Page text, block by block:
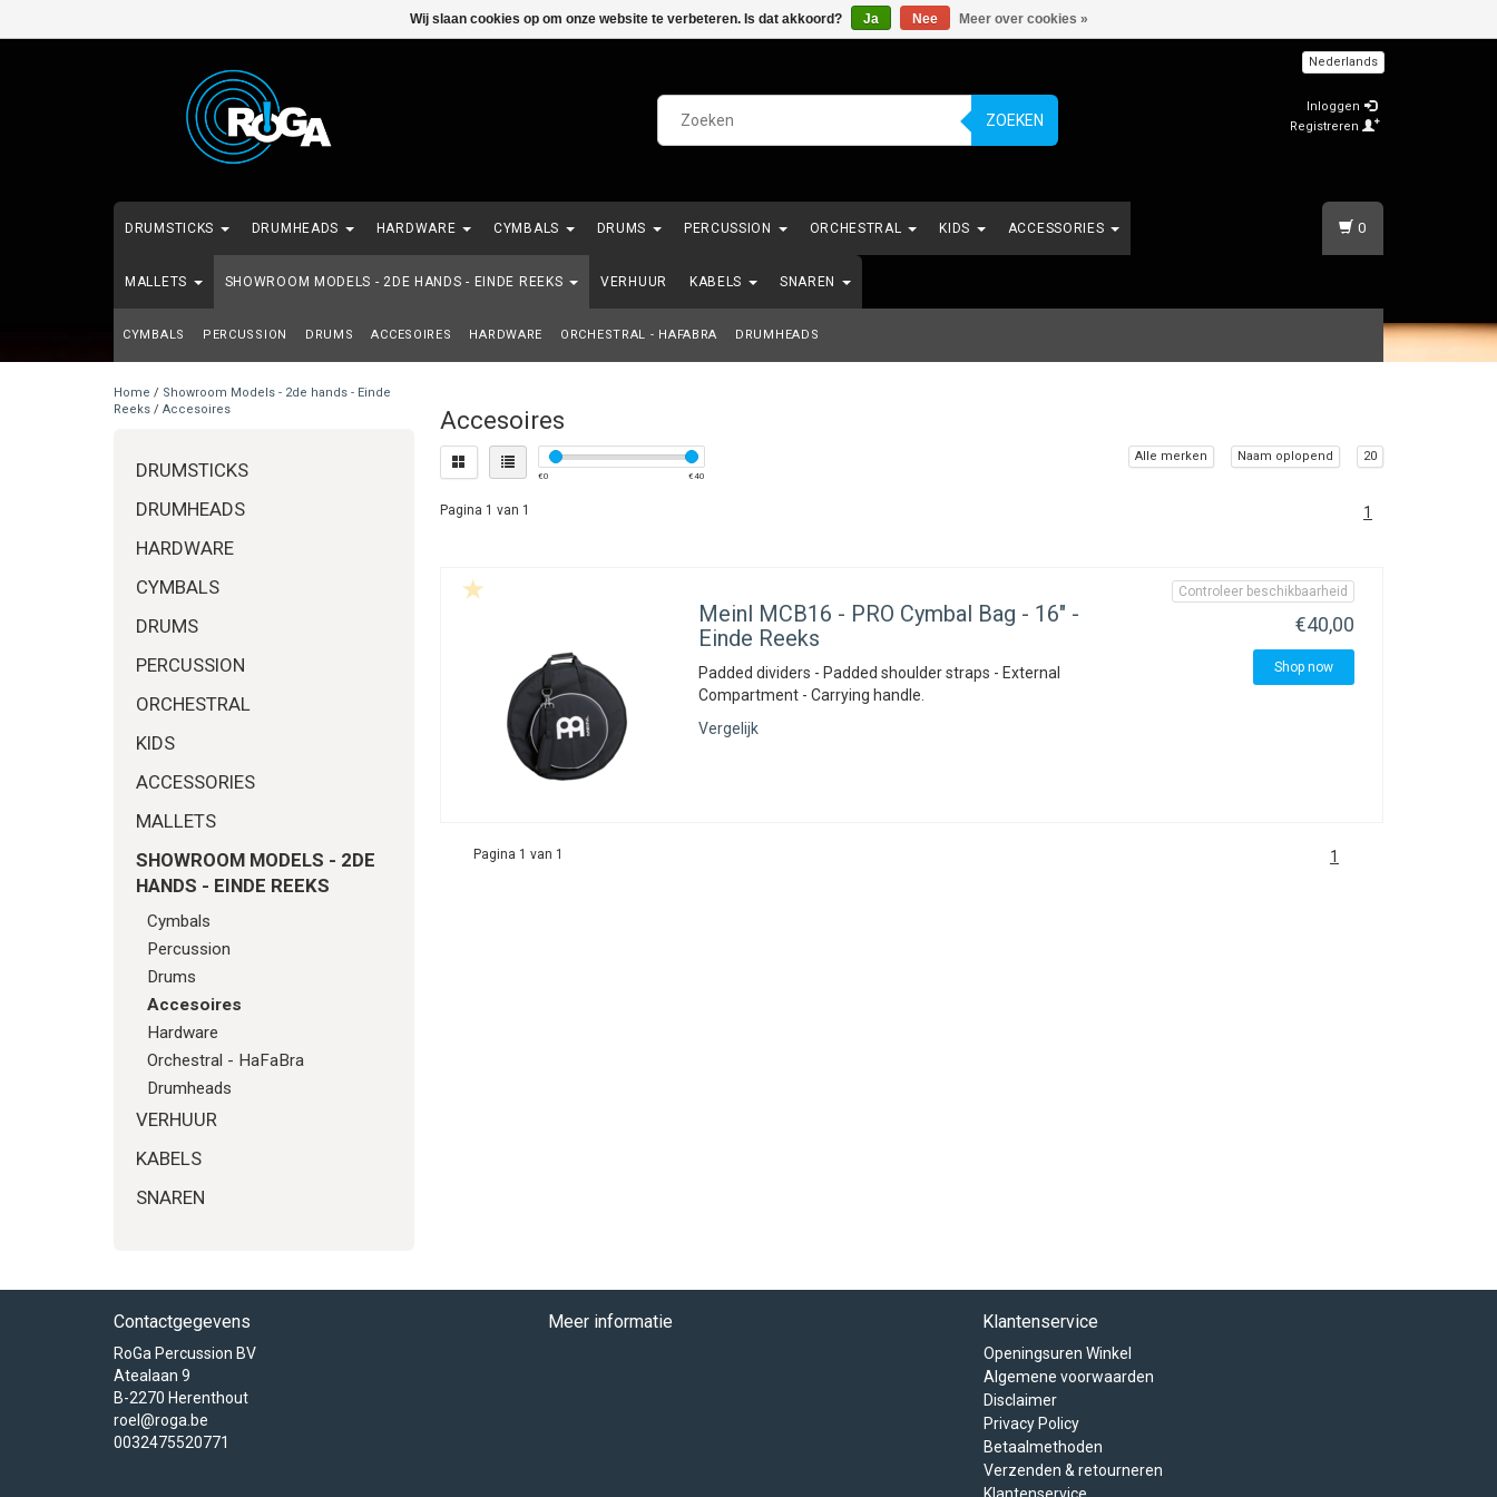
ZOEKEN
Nederlands
Inloggen
Registreren
DRUMSTICKS DRUMHEADS HARDWARE CYMBALS DRUMS PERCUSSION ORCHESTRAL KIDS ACCESSORIES
MALLETS SHOWROOM MODELS - 2DE HANDS - EINDE REEKS
CYMBALS PERCUSSION DRUMS ACCESOIRES HARDWARE ORCHESTRAL - HAFABRA DRUMHEADS
VERHUUR KABELS SNAREN
0
Home / Showroom Models - 2de hands - Einde
Reeks / Accesoires
DRUMSTICKS
DRUMHEADS
HARDWARE
CYMBALS
DRUMS
PERCUSSION
ORCHESTRAL
KIDS
ACCESSORIES
MALLETS
SHOWROOM MODELS - 2DE
HANDS - EINDE REEKS
Cymbals
Percussion
Drums
Accesoires
Hardware
Orchestral - HaFaBra
Drumheads
VERHUUR
KABELS
SNAREN
Accesoires
€0 €40
Alle merken Naam oplopend 20
Pagina 1 van 1 1
Meinl MCB16 - PRO Cymbal Bag - 16" -
Einde Reeks
Padded dividers - Padded shoulder straps - External
Compartment - Carrying handle.
Vergelijk
Controleer beschikbaarheid
€40,00
Shop now
Pagina 1 van 1 1
Contactgegevens
RoGa Percussion BV
Atealaan 9
B-2270 Herenthout
roel@roga.be
0032475520771
Meer informatie Klantenservice
Openingsuren Winkel
Algemene voorwaarden
Disclaimer
Privacy Policy
Betaalmethoden
Verzenden & retourneren
Wij slaan cookies op om onze website te verbeteren. Is dat akkoord? Ja Nee Meer over cookies »